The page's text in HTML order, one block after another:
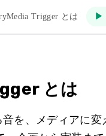
Trigger とは ▶
とは
を、メディアに変